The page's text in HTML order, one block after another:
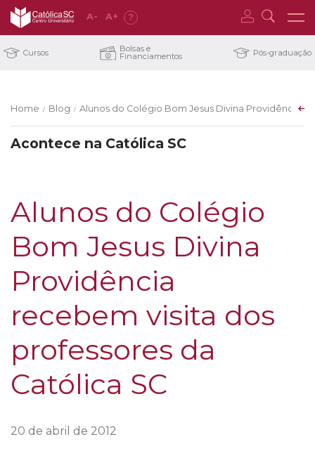
A- A+ ?
Cursos Bolsas e
Financiamentos Pós-graduação
Home / Blog / Alunos do Colégio Bom Jesus Divina Providência
Acontece na Católica SC
Alunos do Colégio
Bom Jesus Divina
Providência
recebem visita dos
professores da
Católica SC
20 de abril de 2012